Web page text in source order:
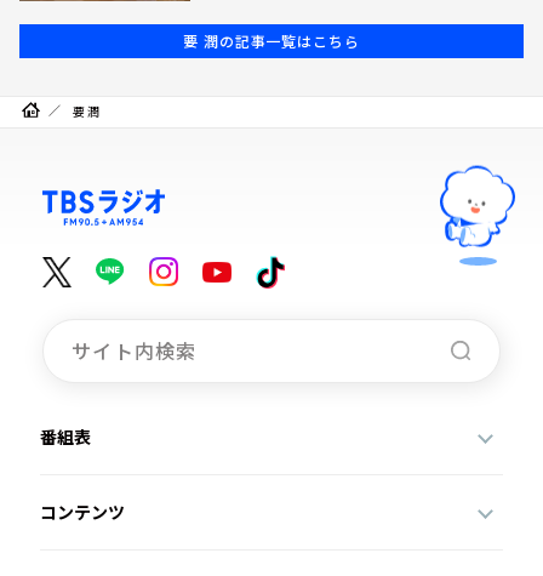
要 潤の記事一覧はこちら
要 潤
番組表
コンテンツ